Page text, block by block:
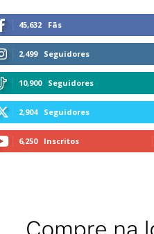
45,632 Fãs
2,499 Seguidores
10,900 Seguidores
2,904 Seguidores
6,250 Inscritos